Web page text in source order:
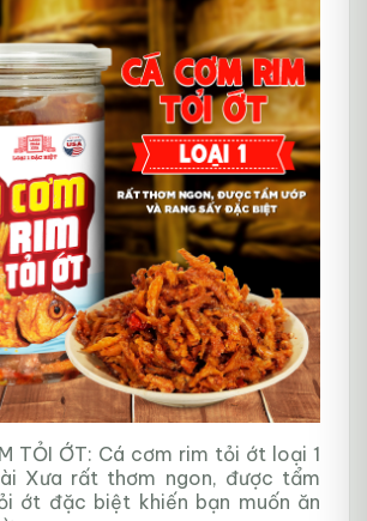
TỎI ỚT: Cá cơm rim tỏi ớt loại 1
Xưa rất thơm ngon, được tẩm
ớt đặc biệt khiến bạn muốn ăn